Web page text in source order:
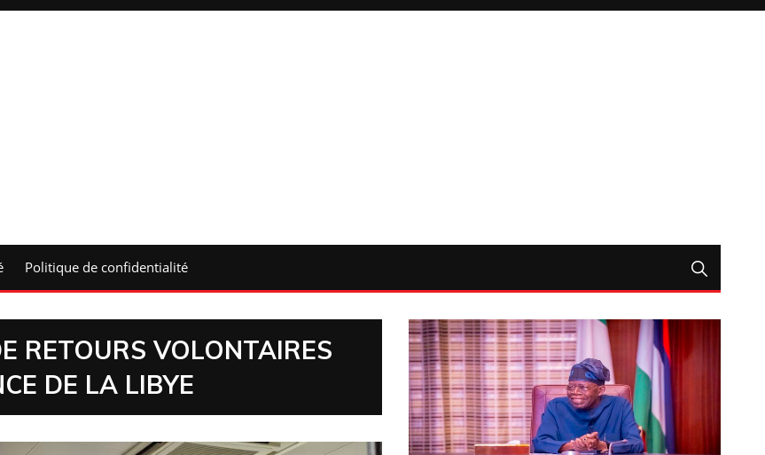
Politique de confidentialité
RETOURS VOLONTAIRES
DE LA LIBYE